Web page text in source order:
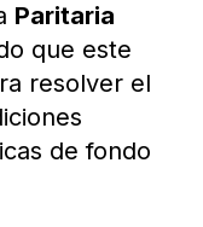
Paritaria
que este
resolver el
de fondo